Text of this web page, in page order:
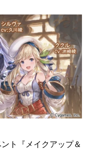
ト『メイクアップ＆